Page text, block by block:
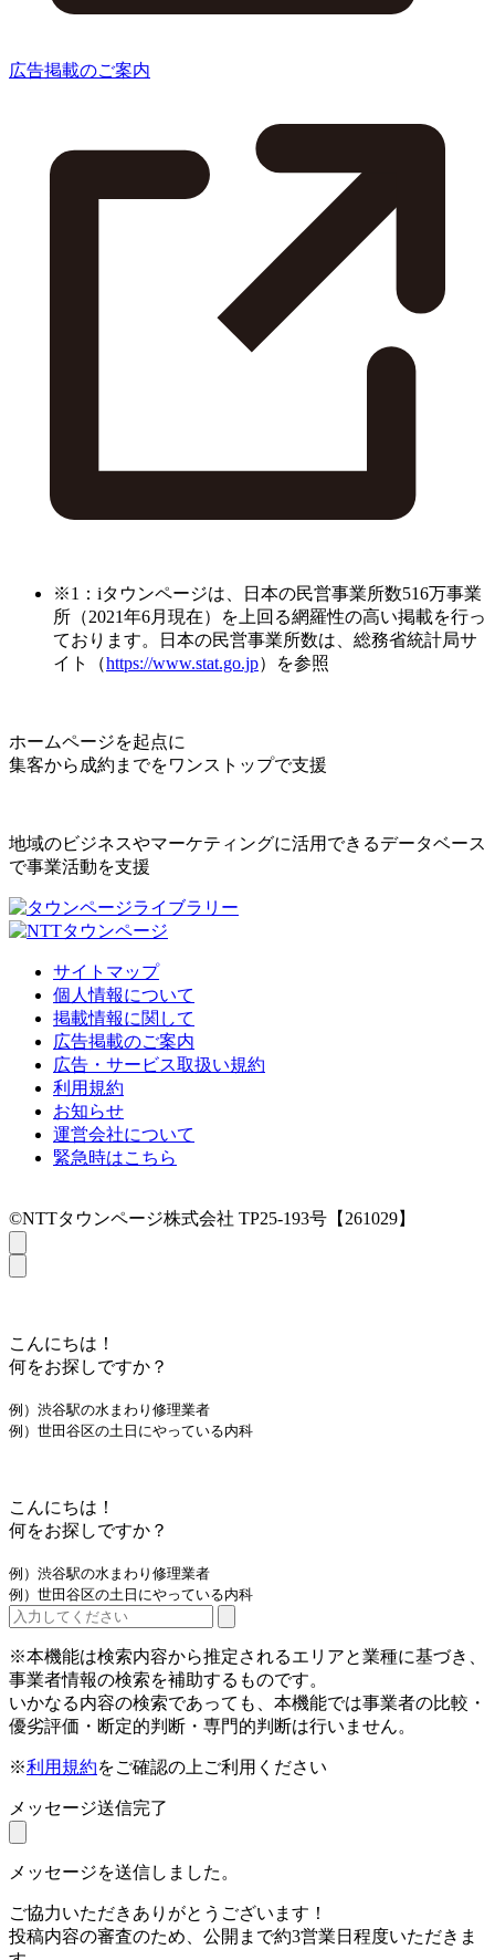
広告掲載のご案内
※1：iタウンページは、日本の民営事業所数516万事業
所（2021年6月現在）を上回る網羅性の高い掲載を行っ
ております。日本の民営事業所数は、総務省統計局サ
イト（https://www.stat.go.jp）を参照
ホームページを起点に
集客から成約までをワンストップで支援
地域のビジネスやマーケティングに活用できるデータベース
で事業活動を支援
サイトマップ
個人情報について
掲載情報に関して
広告掲載のご案内
広告・サービス取扱い規約
利用規約
お知らせ
運営会社について
緊急時はこちら
©NTTタウンページ株式会社 TP25-193号【261029】
こんにちは！
何をお探しですか？
例）渋谷駅の水まわり修理業者
例）世田谷区の土日にやっている内科
こんにちは！
何をお探しですか？
例）渋谷駅の水まわり修理業者
例）世田谷区の土日にやっている内科
※本機能は検索内容から推定されるエリアと業種に基づき、
事業者情報の検索を補助するものです。
いかなる内容の検索であっても、本機能では事業者の比較・
優劣評価・断定的判断・専門的判断は行いません。
※利用規約をご確認の上ご利用ください
メッセージ送信完了
メッセージを送信しました。
ご協力いただきありがとうございます！
投稿内容の審査のため、公開まで約3営業日程度いただきま